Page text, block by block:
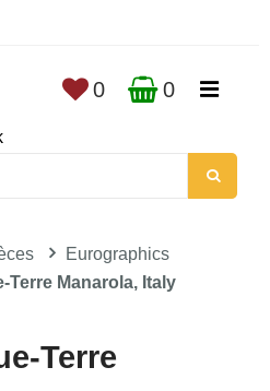
0 0
Eurographics
Terre Manarola, Italy
Terre